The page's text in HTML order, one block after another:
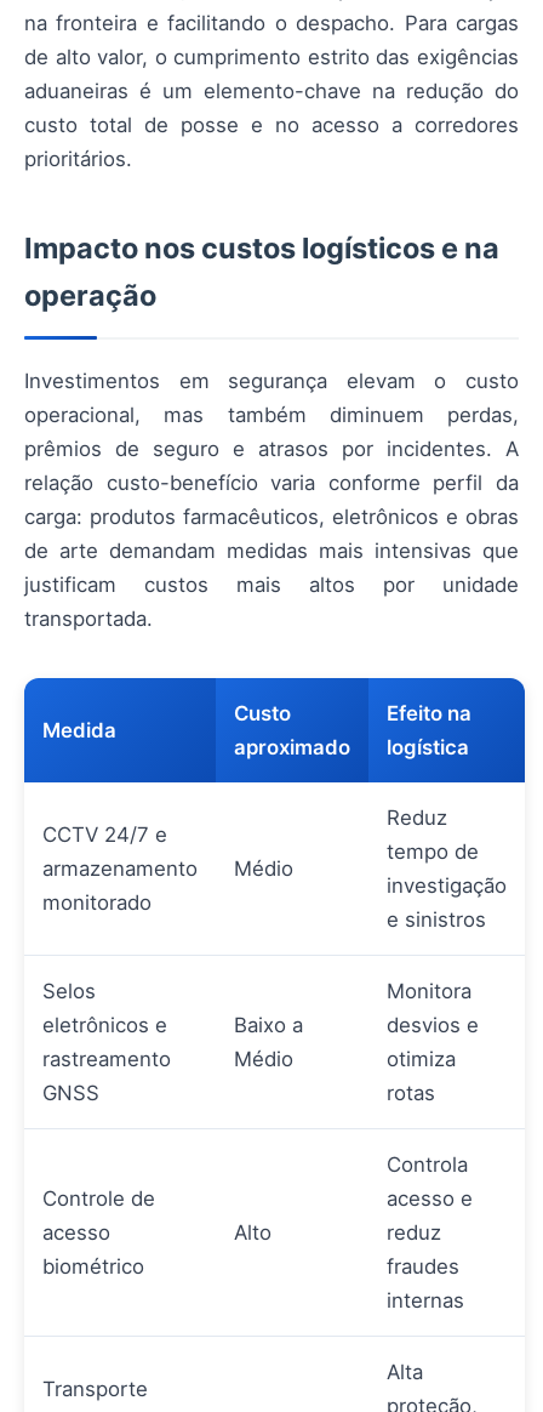
na fronteira e facilitando o despacho. Para cargas
de alto valor, o cumprimento estrito das exigências
aduaneiras é um elemento-chave na redução do
custo total de posse e no acesso a corredores
prioritários.
Impacto nos custos logísticos e na
operação
Investimentos em segurança elevam o custo
operacional, mas também diminuem perdas,
prêmios de seguro e atrasos por incidentes. A
relação custo-benefício varia conforme perfil da
carga: produtos farmacêuticos, eletrônicos e obras
de arte demandam medidas mais intensivas que
justificam custos mais altos por unidade
transportada.
Medida
Custo
aproximado
Efeito na
logística
CCTV 24/7 e
armazenamento
monitorado
Médio
Reduz
tempo de
investigação
e sinistros
Selos
eletrônicos e
rastreamento
GNSS
Baixo a
Médio
Monitora
desvios e
otimiza
rotas
Controle de
acesso
biométrico
Alto
Controla
acesso e
reduz
fraudes
internas
Transporte
Alta
proteção,